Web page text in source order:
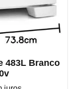
483L Branco